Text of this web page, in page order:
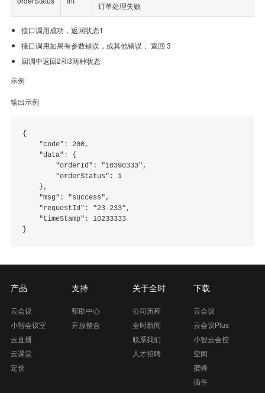
订单处理失败
接口调用成功，返回状态1
接口调用如果有参数错误，或其他错误， 返回 3
回调中返回2和3两种状态
示例
输出示例
{
    "code": 200,
    "data": {
        "orderId": "10390333",
        "orderStatus": 1
    },
    "msg": "success",
    "requestId": "23-233",
    "timeStamp": 10233333
产品
云会议
小智会议室
云直播
云课堂
定价
支持
帮助中心
开放整合
关于全时
公司历程
全时新闻
联系我们
人才招聘
下载
云会议
云会议Plus
小智云会控
空间
蜜蜂
插件